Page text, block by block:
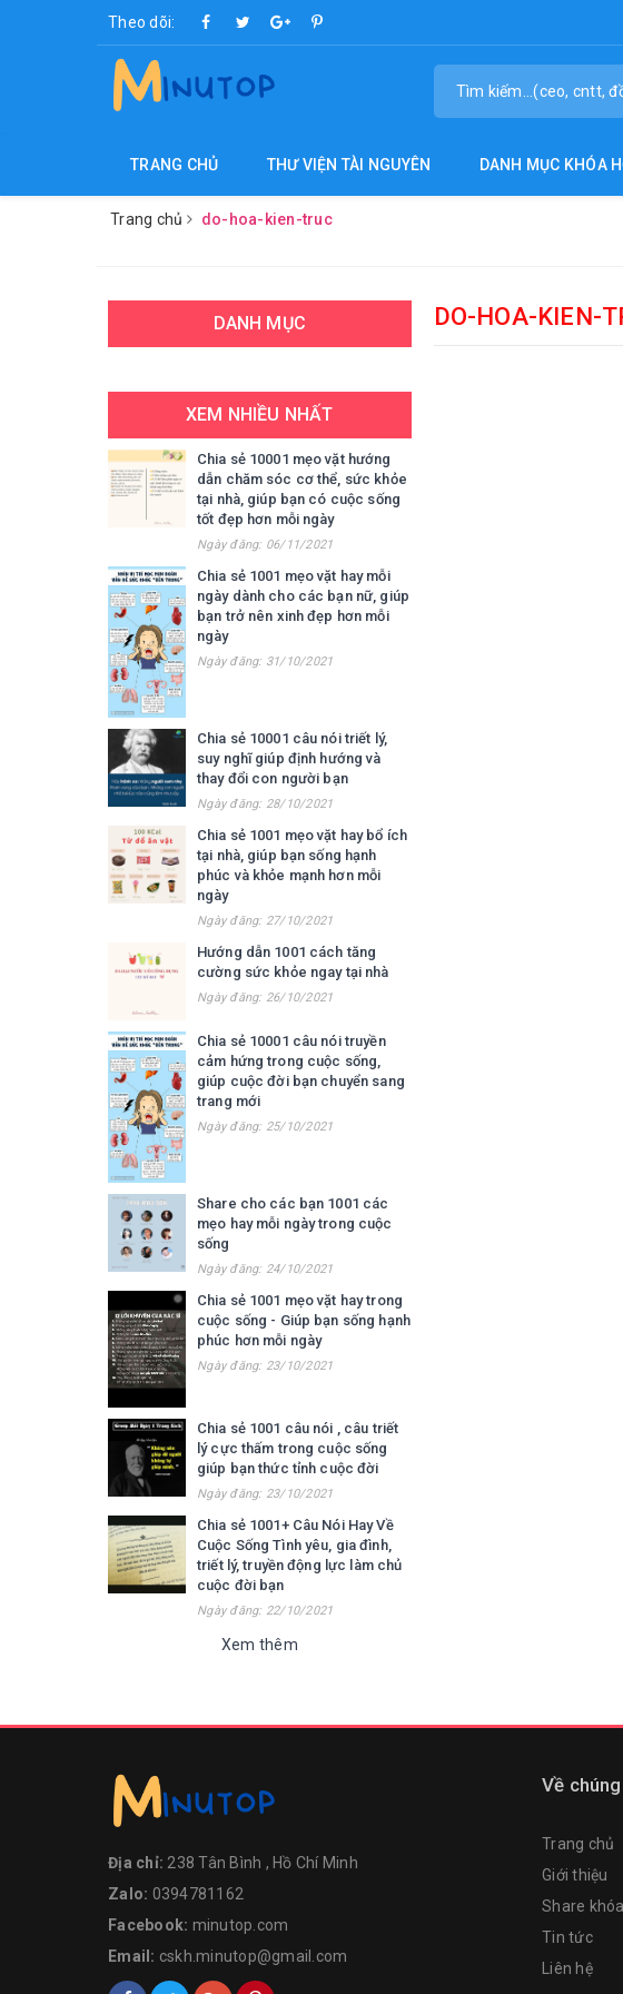
Theo dõi:
TRANG CHỦ THƯ VIỆN TÀI NGUYÊN DANH MỤC KHÓA
Trang chủ do-hoa-kien-truc
DO-HOA-KIEN-
DANH MỤC
XEM NHIỀU NHẤT
Chia sẻ 10001 mẹo vặt hướng
dẫn chăm sóc cơ thể, sức khỏe
tại nhà, giúp bạn có cuộc sống
tốt đẹp hơn mỗi ngày
Ngày đăng: 06/11/2021
Chia sẻ 1001 mẹo vặt hay mỗi
ngày dành cho các bạn nữ, giúp
bạn trở nên xinh đẹp hơn mỗi
ngày
Ngày đăng: 31/10/2021
Chia sẻ 10001 câu nói triết lý,
suy nghĩ giúp định hướng và
thay đổi con người bạn
Ngày đăng: 28/10/2021
Chia sẻ 1001 mẹo vặt hay bổ ích
tại nhà, giúp bạn sống hạnh
phúc và khỏe mạnh hơn mỗi
ngày
Ngày đăng: 27/10/2021
Hướng dẫn 1001 cách tăng
cường sức khỏe ngay tại nhà
Ngày đăng: 26/10/2021
Chia sẻ 10001 câu nói truyền
cảm hứng trong cuộc sống,
giúp cuộc đời bạn chuyển sang
trang mới
Ngày đăng: 25/10/2021
Share cho các bạn 1001 các
mẹo hay mỗi ngày trong cuộc
sống
Ngày đăng: 24/10/2021
Chia sẻ 1001 mẹo vặt hay trong
cuộc sống - Giúp bạn sống hạnh
phúc hơn mỗi ngày
Ngày đăng: 23/10/2021
Chia sẻ 1001 câu nói , câu triết
lý cực thấm trong cuộc sống
giúp bạn thức tỉnh cuộc đời
Ngày đăng: 23/10/2021
Chia sẻ 1001+ Câu Nói Hay Về
Cuộc Sống Tình yêu, gia đình,
triết lý, truyền động lực làm chủ
cuộc đời bạn
Ngày đăng: 22/10/2021
Xem thêm
Địa chỉ: 238 Tân Bình , Hồ Chí Minh
Zalo: 0394781162
Facebook: minutop.com
Email: cskh.minutop@gmail.com
Về
Trang chủ
Giới thiệu
Share
Tin tức
Liên hệ